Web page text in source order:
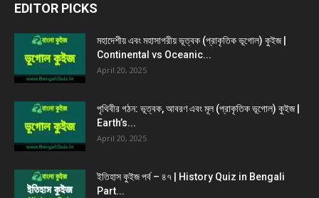
EDITOR PICKS
মহাদেশীয় এবং মহাসাগরীয় ভূত্বক (প্রাকৃতিক ভূগোল) কুইজ |
Continental vs Oceanic...
April 20, 2025
পৃথিবীর গঠন: ভূত্বক, আবরণ এবং মূল (প্রাকৃতিক ভূগোল) কুইজ |
Earth’s...
April 20, 2025
ইতিহাস কুইজ পর্ব – ৪৭ | History Quiz in Bengali
Part...